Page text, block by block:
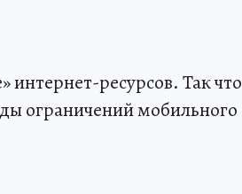
ресурсов. Так что
ограничений мобильного